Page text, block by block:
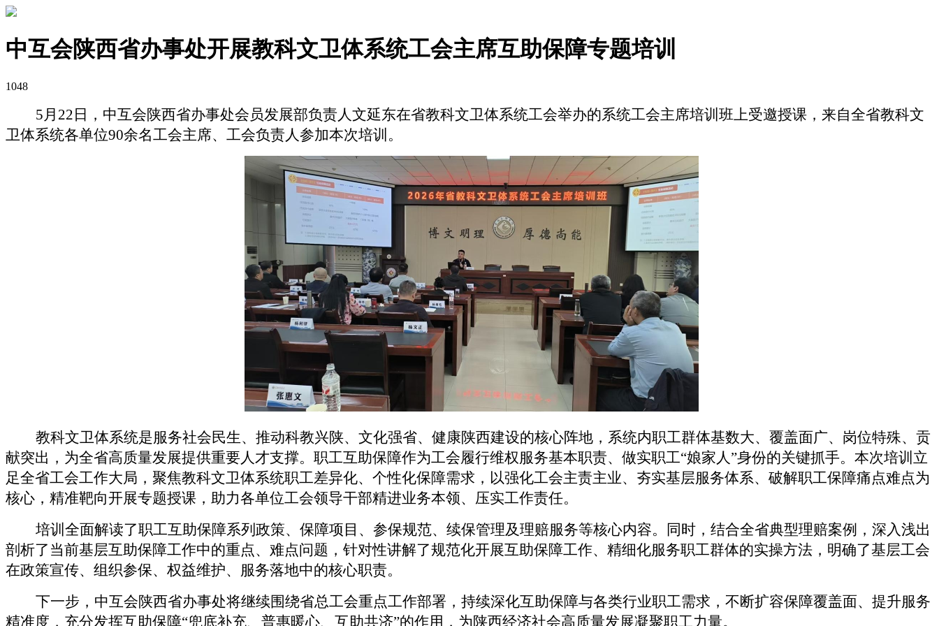
中互会陕西省办事处开展教科文卫体系统工会主席互助保障专题培训
1048
5月22日，中互会陕西省办事处会员发展部负责人文延东在省教科文卫体系统工会举办的系统工会主席培训班上受邀授课，来自全省教科文
卫体系统各单位90余名工会主席、工会负责人参加本次培训。
教科文卫体系统是服务社会民生、推动科教兴陕、文化强省、健康陕西建设的核心阵地，系统内职工群体基数大、覆盖面广、岗位特殊、贡
献突出，为全省高质量发展提供重要人才支撑。职工互助保障作为工会履行维权服务基本职责、做实职工“娘家人”身份的关键抓手。本次培训立
足全省工会工作大局，聚焦教科文卫体系统职工差异化、个性化保障需求，以强化工会主责主业、夯实基层服务体系、破解职工保障痛点难点为
核心，精准靶向开展专题授课，助力各单位工会领导干部精进业务本领、压实工作责任。
培训全面解读了职工互助保障系列政策、保障项目、参保规范、续保管理及理赔服务等核心内容。同时，结合全省典型理赔案例，深入浅出
剖析了当前基层互助保障工作中的重点、难点问题，针对性讲解了规范化开展互助保障工作、精细化服务职工群体的实操方法，明确了基层工会
在政策宣传、组织参保、权益维护、服务落地中的核心职责。
下一步，中互会陕西省办事处将继续围绕省总工会重点工作部署，持续深化互助保障与各类行业职工需求，不断扩容保障覆盖面、提升服务
精准度，充分发挥互助保障“兜底补充、普惠暖心、互助共济”的作用，为陕西经济社会高质量发展凝聚职工力量。